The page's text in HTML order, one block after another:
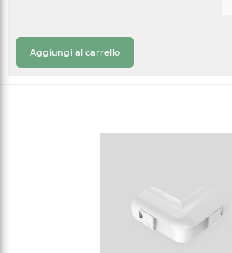
Aggiungi al carrello